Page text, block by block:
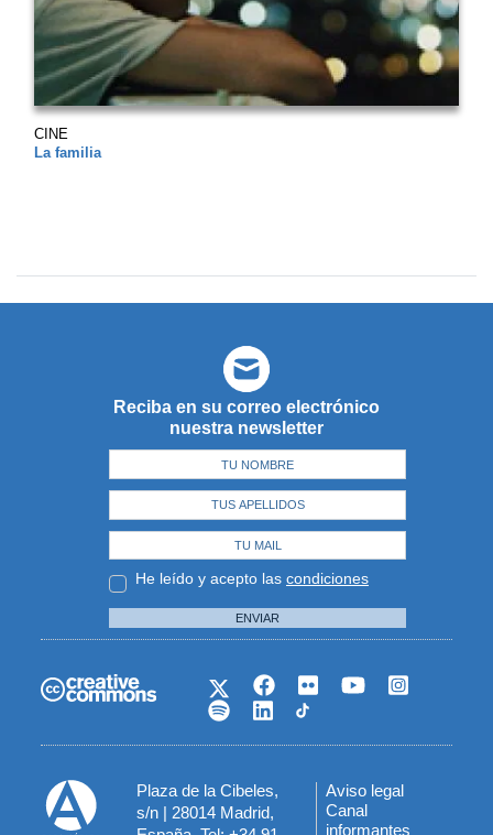
CINE
La familia
Reciba en su correo electrónico
nuestra newsletter
He leído y acepto las condiciones
ENVIAR
Plaza de la Cibeles,
s/n | 28014 Madrid,
Menú
Aviso legal
Canal
informantes